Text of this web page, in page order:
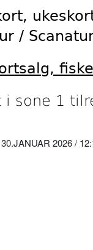
/
i sone 1
2026 /